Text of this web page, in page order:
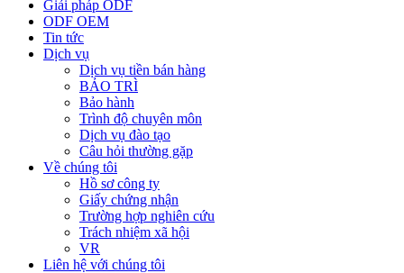
Giải pháp ODF
ODF OEM
Tin tức
Dịch vụ
Dịch vụ tiền bán hàng
BẢO TRÌ
Bảo hành
Trình độ chuyên môn
Dịch vụ đào tạo
Câu hỏi thường gặp
Về chúng tôi
Hồ sơ công ty
Giấy chứng nhận
Trường hợp nghiên cứu
Trách nhiệm xã hội
VR
Liên hệ với chúng tôi